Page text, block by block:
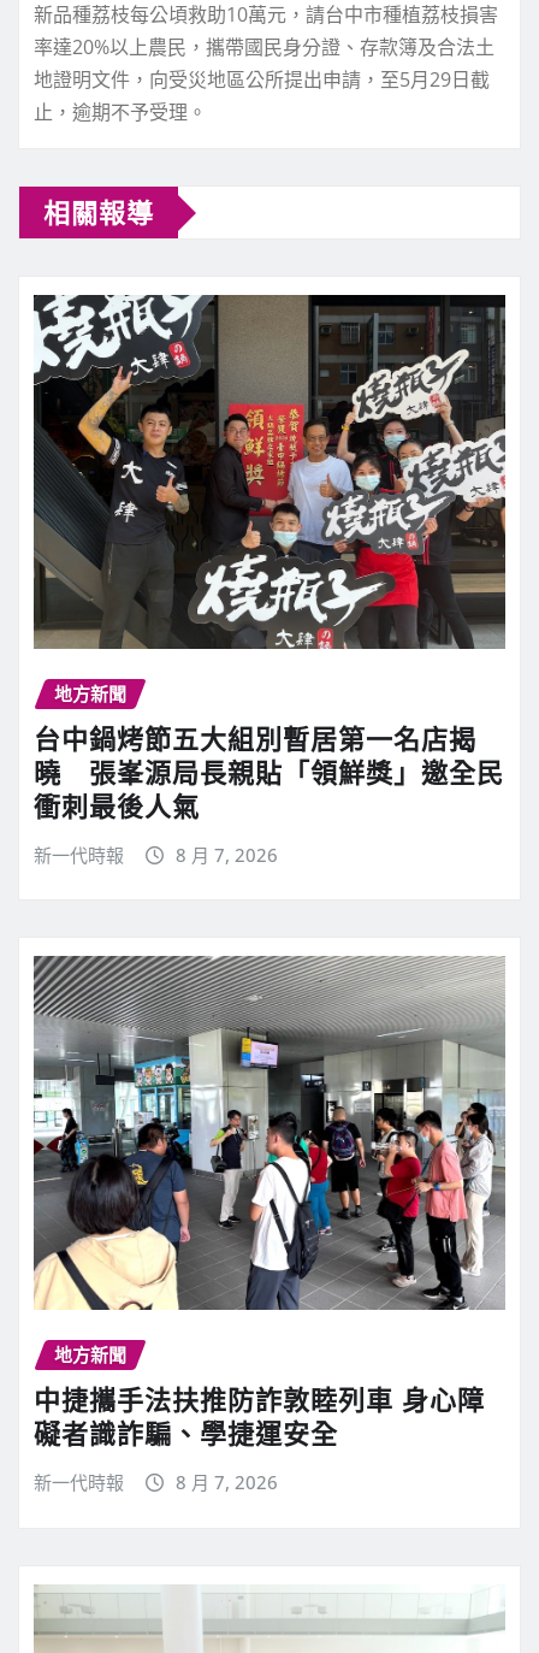
新品種荔枝每公頃救助10萬元，請台中市種植荔枝損害
率達20%以上農民，攜帶國民身分證、存款簿及合法土
地證明文件，向受災地區公所提出申請，至5月29日截
止，逾期不予受理。
相關報導
地方新聞
台中鍋烤節五大組別暫居第一名店揭
曉 張峯源局長親貼「領鮮獎」邀全民
衝刺最後人氣
新一代時報 8 月 7, 2026
地方新聞
中捷攜手法扶推防詐敦睦列車 身心障
礙者識詐騙、學捷運安全
新一代時報 8 月 7, 2026